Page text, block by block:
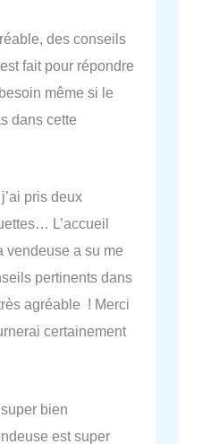
des conseils
fait pour répondre
même si le
dans cette
pris deux
L’accueil
vendeuse a su me
pertinents dans
agréable ! Merci
certainement
bien
est super